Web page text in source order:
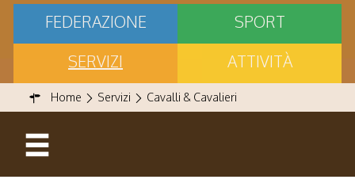
FEDERAZIONE
SPORT
SERVIZI
ATTIVITÀ
Home Servizi Cavalli & Cavalieri